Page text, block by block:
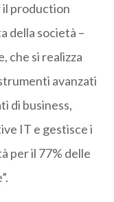
il production
della società –
che si realizza
avanzati
di business,
IT e gestisce i
per il 77% delle